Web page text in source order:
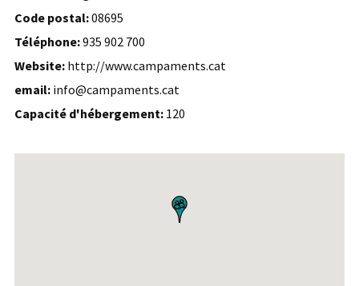
Code postal:08695
Téléphone:935 902 700
Website: http://www.campaments.cat
email: info@campaments.cat
Capacité d'hébergement: 120